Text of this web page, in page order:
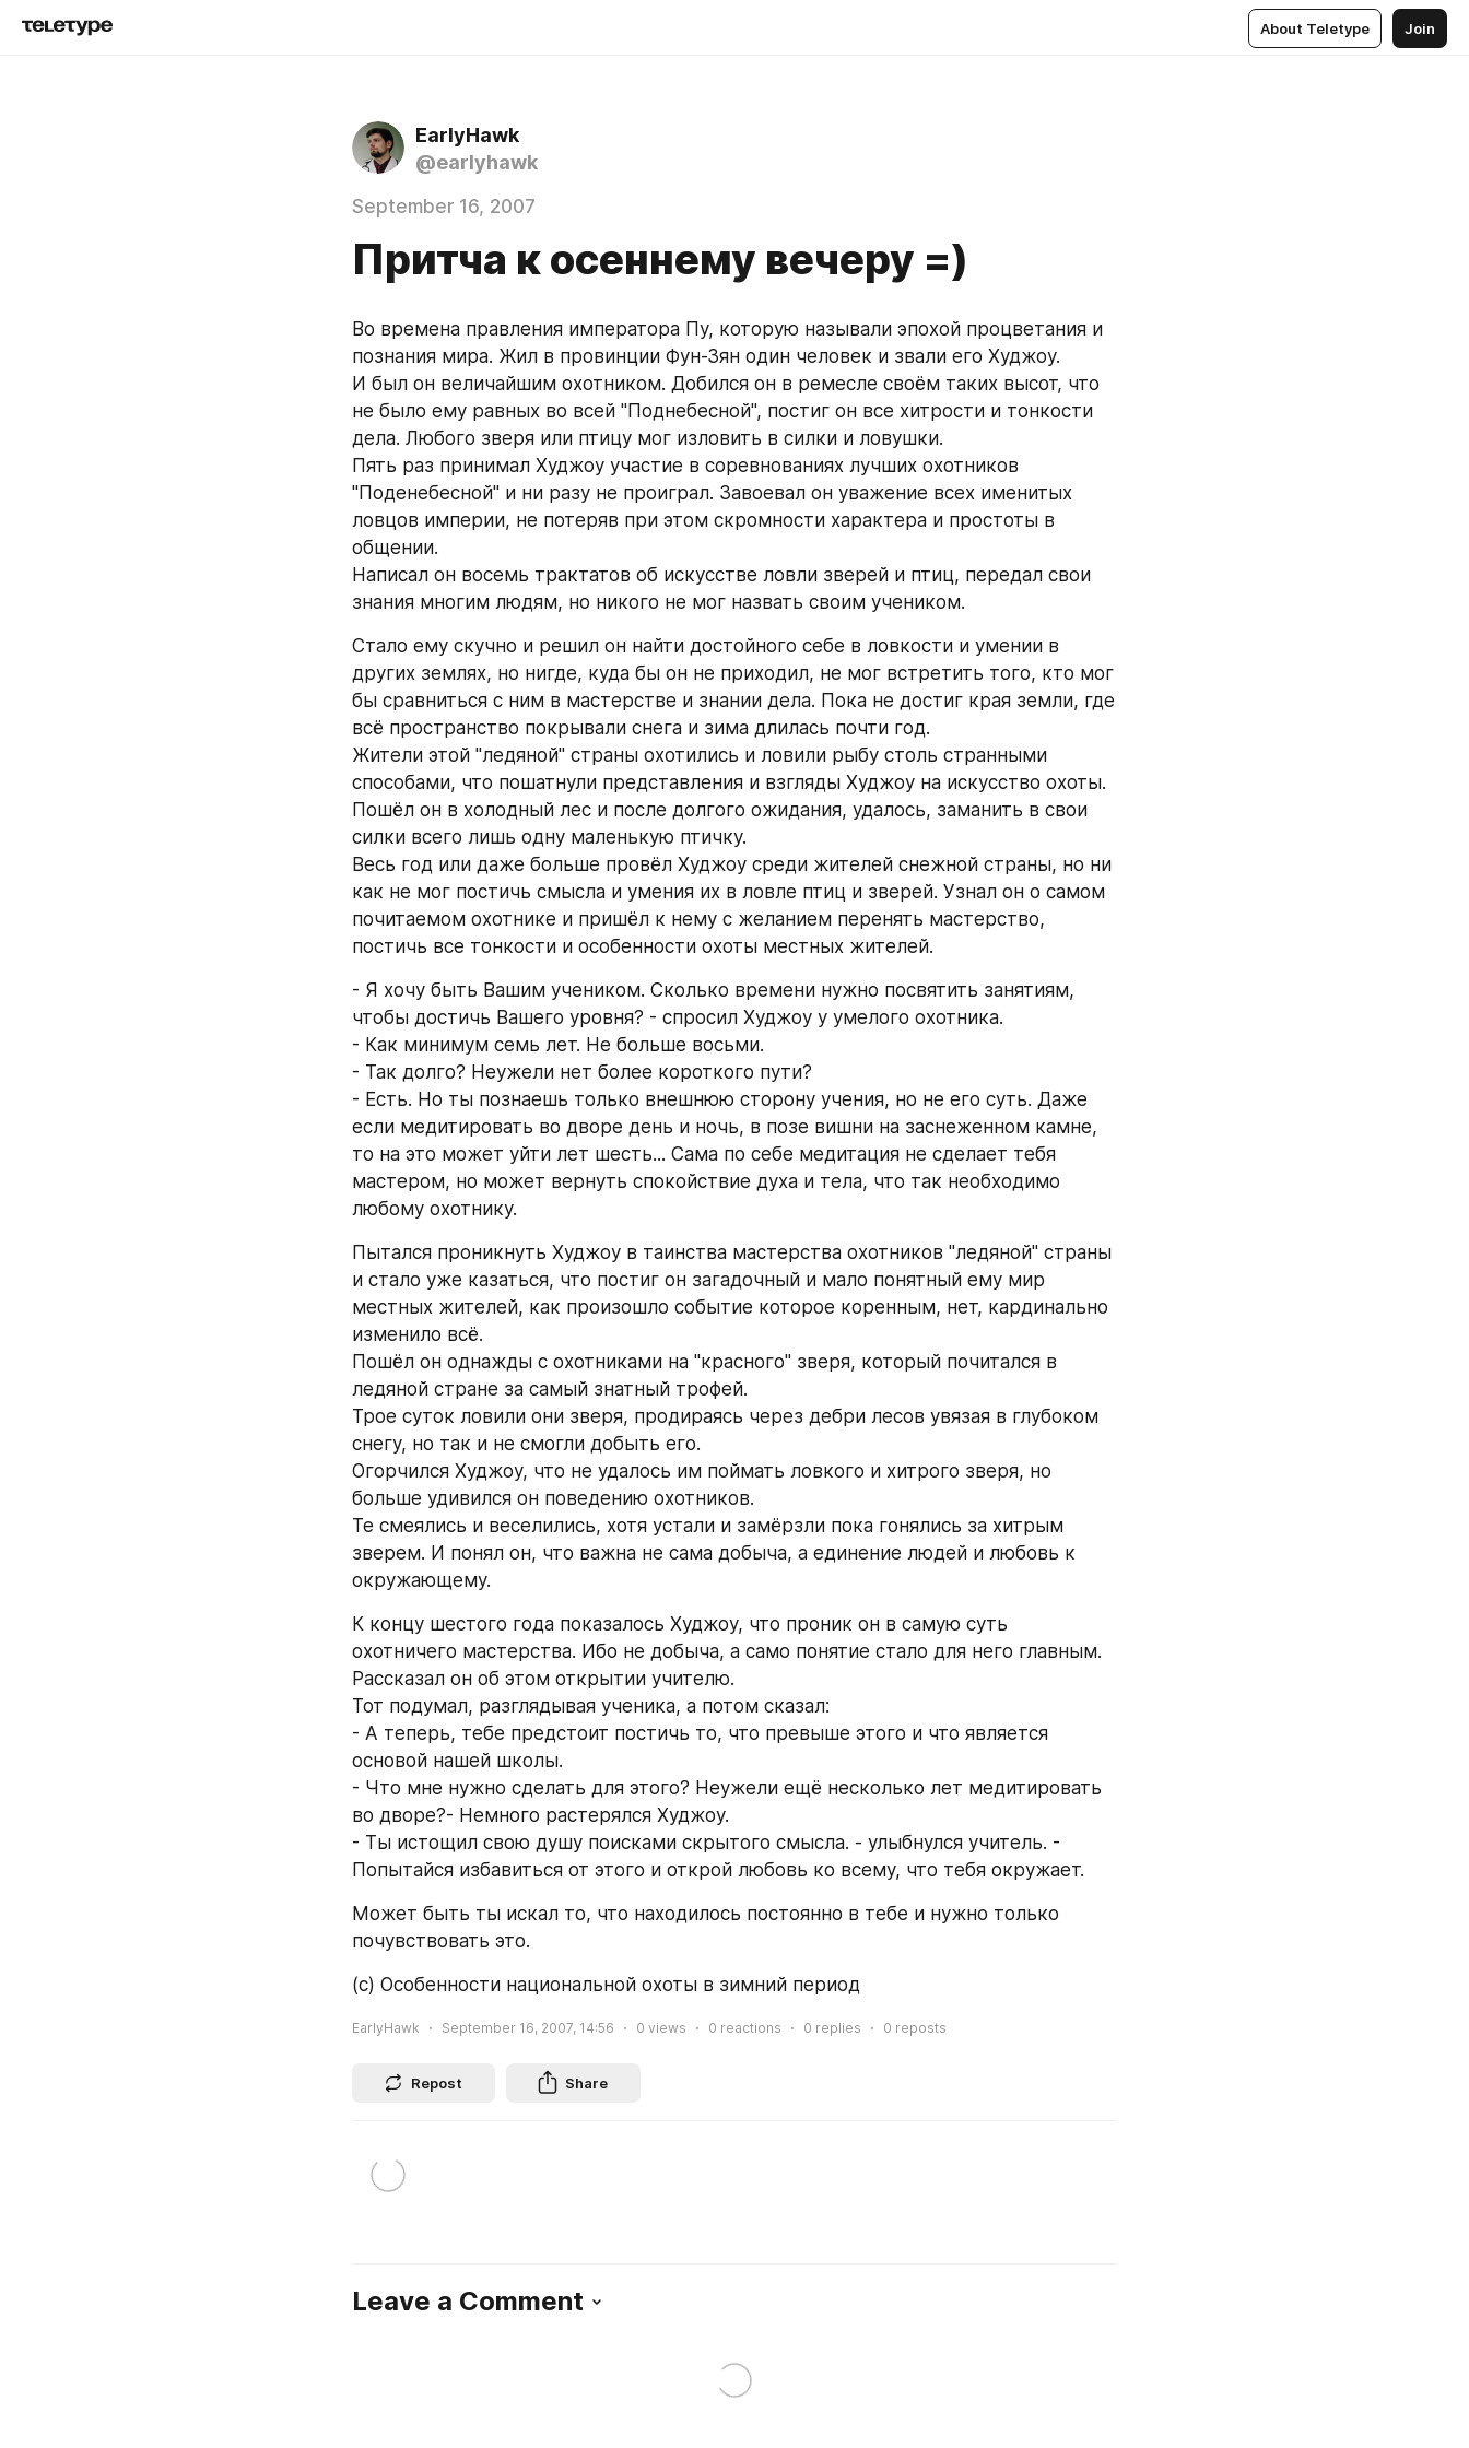
About Teletype Join
EarlyHawk
@earlyhawk
September 16, 2007
Притча к осеннему вечеру =)
Во времена правления императора Пу, которую называли эпохой процветания и
познания мира. Жил в провинции Фун-Зян один человек и звали его Худжоу.
И был он величайшим охотником. Добился он в ремесле своём таких высот, что
не было ему равных во всей "Поднебесной", постиг он все хитрости и тонкости
дела. Любого зверя или птицу мог изловить в силки и ловушки.
Пять раз принимал Худжоу участие в соревнованиях лучших охотников
"Поденебесной" и ни разу не проиграл. Завоевал он уважение всех именитых
ловцов империи, не потеряв при этом скромности характера и простоты в
общении.
Написал он восемь трактатов об искусстве ловли зверей и птиц, передал свои
знания многим людям, но никого не мог назвать своим учеником.
Стало ему скучно и решил он найти достойного себе в ловкости и умении в
других землях, но нигде, куда бы он не приходил, не мог встретить того, кто мог
бы сравниться с ним в мастерстве и знании дела. Пока не достиг края земли, где
всё пространство покрывали снега и зима длилась почти год.
Жители этой "ледяной" страны охотились и ловили рыбу столь странными
способами, что пошатнули представления и взгляды Худжоу на искусство охоты.
Пошёл он в холодный лес и после долгого ожидания, удалось, заманить в свои
силки всего лишь одну маленькую птичку.
Весь год или даже больше провёл Худжоу среди жителей снежной страны, но ни
как не мог постичь смысла и умения их в ловле птиц и зверей. Узнал он о самом
почитаемом охотнике и пришёл к нему с желанием перенять мастерство,
постичь все тонкости и особенности охоты местных жителей.
- Я хочу быть Вашим учеником. Сколько времени нужно посвятить занятиям,
чтобы достичь Вашего уровня? - спросил Худжоу у умелого охотника.
- Как минимум семь лет. Не больше восьми.
- Так долго? Неужели нет более короткого пути?
- Есть. Но ты познаешь только внешнюю сторону учения, но не его суть. Даже
если медитировать во дворе день и ночь, в позе вишни на заснеженном камне,
то на это может уйти лет шесть... Сама по себе медитация не сделает тебя
мастером, но может вернуть спокойствие духа и тела, что так необходимо
любому охотнику.
Пытался проникнуть Худжоу в таинства мастерства охотников "ледяной" страны
и стало уже казаться, что постиг он загадочный и мало понятный ему мир
местных жителей, как произошло событие которое коренным, нет, кардинально
изменило всё.
Пошёл он однажды с охотниками на "красного" зверя, который почитался в
ледяной стране за самый знатный трофей.
Трое суток ловили они зверя, продираясь через дебри лесов увязая в глубоком
снегу, но так и не смогли добыть его.
Огорчился Худжоу, что не удалось им поймать ловкого и хитрого зверя, но
больше удивился он поведению охотников.
Те смеялись и веселились, хотя устали и замёрзли пока гонялись за хитрым
зверем. И понял он, что важна не сама добыча, а единение людей и любовь к
окружающему.
К концу шестого года показалось Худжоу, что проник он в самую суть
охотничего мастерства. Ибо не добыча, а само понятие стало для него главным.
Рассказал он об этом открытии учителю.
Тот подумал, разглядывая ученика, а потом сказал:
- А теперь, тебе предстоит постичь то, что превыше этого и что является
основой нашей школы.
- Что мне нужно сделать для этого? Неужели ещё несколько лет медитировать
во дворе?- Немного растерялся Худжоу.
- Ты истощил свою душу поисками скрытого смысла. - улыбнулся учитель. -
Попытайся избавиться от этого и открой любовь ко всему, что тебя окружает.
Может быть ты искал то, что находилось постоянно в тебе и нужно только
почувствовать это.
(с) Особенности национальной охоты в зимний период
EarlyHawk September 16, 2007, 14:56 0 views 0 reactions 0 replies 0 reposts
Repost Share
Leave a Comment